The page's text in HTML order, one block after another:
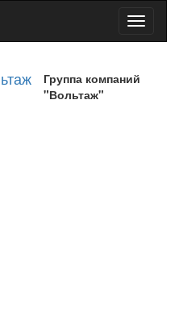
Toggle
Группа компаний
"Вольтаж"